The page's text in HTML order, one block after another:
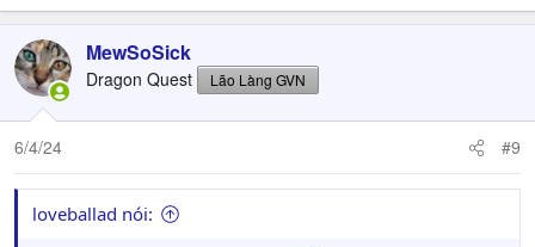
MewSoSick
Dragon Quest Lão Làng GVN
6/4/24 #9
loveballad nói: